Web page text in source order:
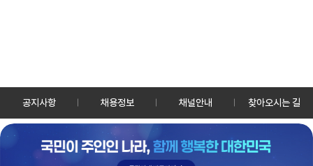
공지사항 채용정보 채널안내 찾아오시는 길
30128 세종특별자치시 정부2청사로 13 한국정책방송원 KTV
TEL: 044-204-8000
Copyrightⓒ KTV 국민방송 All Rights Reserved.